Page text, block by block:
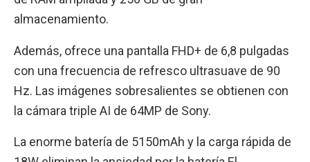
almacenamiento.
Además, ofrece una pantalla FHD+ de 6,8 pulgadas
con una frecuencia de refresco ultrasuave de 90
Hz. Las imágenes sobresalientes se obtienen con
la cámara triple AI de 64MP de Sony.
La enorme batería de 5150mAh y la carga rápida de